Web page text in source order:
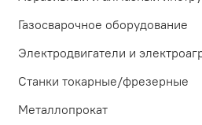
Газосварочное оборудование
Электродвигатели и
Станки токарные/фрезерные
Металлопрокат